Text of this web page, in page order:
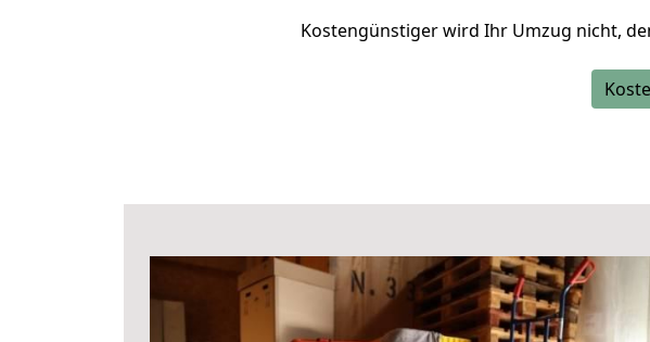
Kostengünstiger wird Ihr Umzug nicht,